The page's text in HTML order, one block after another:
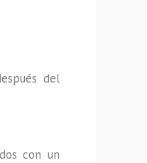
del
con un